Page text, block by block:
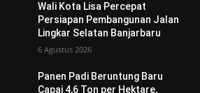
Wali Kota Lisa Percepat
Persiapan Pembangunan Jalan
Lingkar Selatan Banjarbaru
6 Agustus 2026
Panen Padi Beruntung Baru
Capai 4,6 Ton per Hektare,